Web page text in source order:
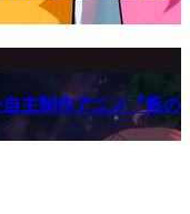
主制作アニメ『藍の